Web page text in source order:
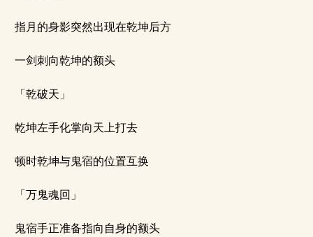
指月的身影突然出现在乾坤后方
一剑刺向乾坤的额头
「乾破天」
乾坤左手化掌向天上打去
顿时乾坤与鬼宿的位置互换
「万鬼魂回」
鬼宿手正准备指向自身的额头